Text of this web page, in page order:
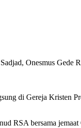
Onesmus Gede
di Gereja Kristen
RSA bersama